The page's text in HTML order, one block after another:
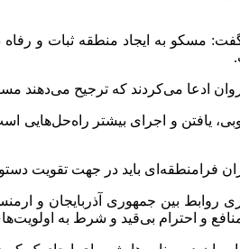
مسکو به ایجاد منطقه ثبات و
ادعا می‌کردند که ترجیح می‌دهند
یافتن و اجرای بیشتر
فرامنطقه‌ای باید در جهت تقویت
روابط بین جمهوری آذربایجان و
و احترام بی‌قید و شرط به